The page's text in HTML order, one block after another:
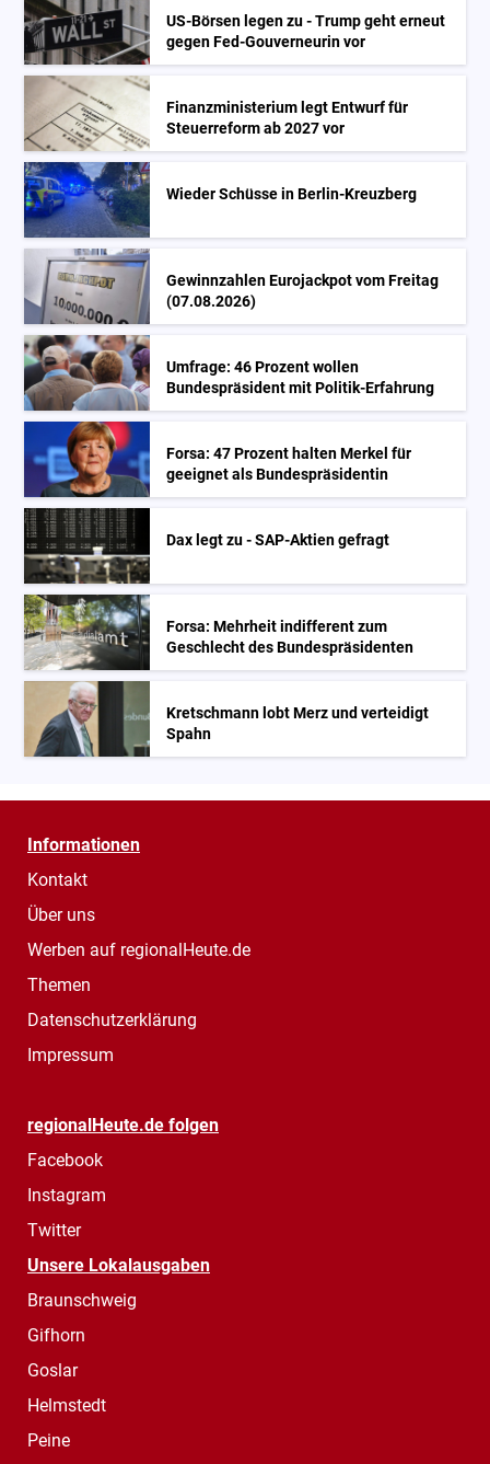
US-Börsen legen zu - Trump geht erneut
gegen Fed-Gouverneurin vor
Finanzministerium legt Entwurf für
Steuerreform ab 2027 vor
Wieder Schüsse in Berlin-Kreuzberg
Gewinnzahlen Eurojackpot vom Freitag
(07.08.2026)
Umfrage: 46 Prozent wollen
Bundespräsident mit Politik-Erfahrung
Forsa: 47 Prozent halten Merkel für
geeignet als Bundespräsidentin
Dax legt zu - SAP-Aktien gefragt
Forsa: Mehrheit indifferent zum
Geschlecht des Bundespräsidenten
Kretschmann lobt Merz und verteidigt
Spahn
Informationen
Kontakt
Über uns
Werben auf regionalHeute.de
Themen
Datenschutzerklärung
Impressum
regionalHeute.de folgen
Facebook
Instagram
Twitter
Unsere Lokalausgaben
Braunschweig
Gifhorn
Goslar
Helmstedt
Peine